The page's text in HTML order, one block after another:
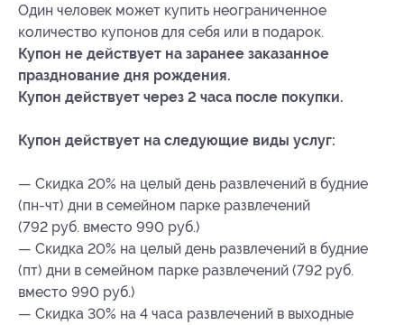
Один человек может купить неограниченное
количество купонов для себя или в подарок.
Купон не действует на заранее заказанное
празднование дня рождения.
Купон действует через 2 часа после покупки.
Купон действует на следующие виды услуг:
— Скидка 20% на целый день развлечений в будние
(пн-чт) дни в семейном парке развлечений
(792 руб. вместо 990 руб.)
— Скидка 20% на целый день развлечений в будние
(пт) дни в семейном парке развлечений (792 руб.
вместо 990 руб.)
— Скидка 30% на 4 часа развлечений в выходные